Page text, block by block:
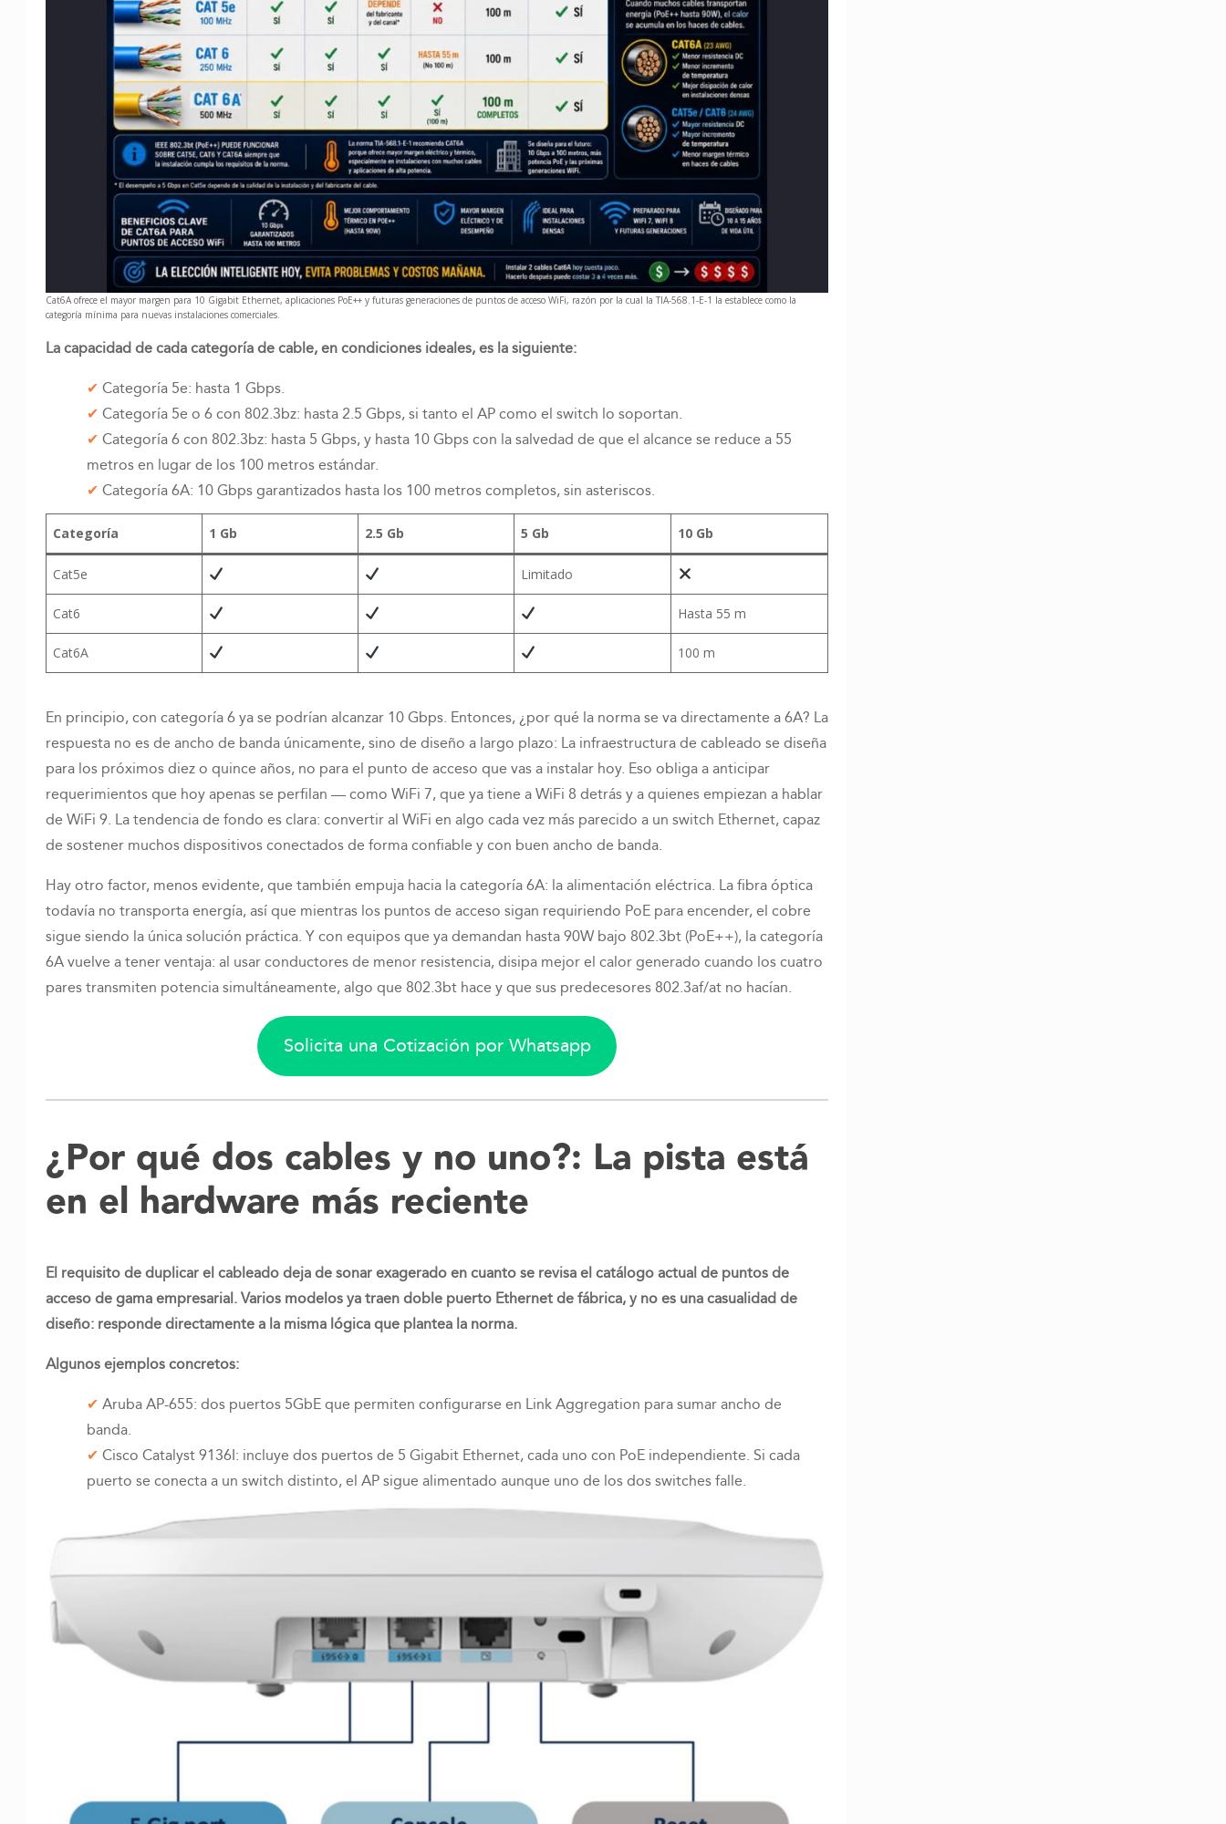
Cat6A ofrece el mayor margen para 10 Gigabit Ethernet, aplicaciones PoE++ y futuras generaciones de puntos de acceso WiFi, razón por la cual la TIA-568.1-E-1 la establece como la
categoría mínima para nuevas instalaciones comerciales.
La capacidad de cada categoría de cable, en condiciones ideales, es la siguiente:
Categoría 5e: hasta 1 Gbps.
Categoría 5e o 6 con 802.3bz: hasta 2.5 Gbps, si tanto el AP como el switch lo soportan.
Categoría 6 con 802.3bz: hasta 5 Gbps, y hasta 10 Gbps con la salvedad de que el alcance se reduce a 55
metros en lugar de los 100 metros estándar.
Categoría 6A: 10 Gbps garantizados hasta los 100 metros completos, sin asteriscos.
Categoría 1 Gb 2.5 Gb 5 Gb 10 Gb
Cat5e Limitado
Cat6 Hasta 55 m
Cat6A 100 m
En principio, con categoría 6 ya se podrían alcanzar 10 Gbps. Entonces, ¿por qué la norma se va directamente a 6A? La
respuesta no es de ancho de banda únicamente, sino de diseño a largo plazo: La infraestructura de cableado se diseña
para los próximos diez o quince años, no para el punto de acceso que vas a instalar hoy. Eso obliga a anticipar
requerimientos que hoy apenas se perfilan — como WiFi 7, que ya tiene a WiFi 8 detrás y a quienes empiezan a hablar
de WiFi 9. La tendencia de fondo es clara: convertir al WiFi en algo cada vez más parecido a un switch Ethernet, capaz
de sostener muchos dispositivos conectados de forma confiable y con buen ancho de banda.
Hay otro factor, menos evidente, que también empuja hacia la categoría 6A: la alimentación eléctrica. La fibra óptica
todavía no transporta energía, así que mientras los puntos de acceso sigan requiriendo PoE para encender, el cobre
sigue siendo la única solución práctica. Y con equipos que ya demandan hasta 90W bajo 802.3bt (PoE++), la categoría
6A vuelve a tener ventaja: al usar conductores de menor resistencia, disipa mejor el calor generado cuando los cuatro
pares transmiten potencia simultáneamente, algo que 802.3bt hace y que sus predecesores 802.3af/at no hacían.
Solicita una Cotización por Whatsapp
¿Por qué dos cables y no uno?: La pista está
en el hardware más reciente
El requisito de duplicar el cableado deja de sonar exagerado en cuanto se revisa el catálogo actual de puntos de
acceso de gama empresarial. Varios modelos ya traen doble puerto Ethernet de fábrica, y no es una casualidad de
diseño: responde directamente a la misma lógica que plantea la norma.
Algunos ejemplos concretos:
Aruba AP-655: dos puertos 5GbE que permiten configurarse en Link Aggregation para sumar ancho de
banda.
Cisco Catalyst 9136I: incluye dos puertos de 5 Gigabit Ethernet, cada uno con PoE independiente. Si cada
puerto se conecta a un switch distinto, el AP sigue alimentado aunque uno de los dos switches falle.